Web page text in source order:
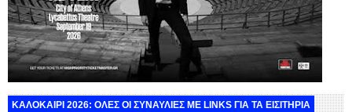
ΚΑΛΟΚΑΙΡΙ 2026: ΟΛΕΣ ΟΙ ΣΥΝΑΥΛΙΕΣ ΜΕ LINKS ΓΙΑ ΤΑ ΕΙΣΙΤΗΡΙΑ